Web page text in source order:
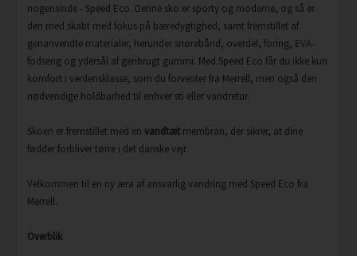
nogensinde - Speed Eco. Denne sko er sporty og moderne, og så er
den med skabt med fokus på bæredygtighed, samt fremstillet af
genanvendte materialer, herunder snørebånd, overdel, foring, EVA-
fodseng og ydersål af genbrugt gummi. Med Speed Eco får du ikke kun
komfort i verdensklasse, som du forventer fra Merrell, men også den
nødvendige holdbarhed til enhver sti eller vandretur.
Skoen er fremstillet med envandtæt membran, der sikrer, at dine
fødder forbliver tørre i det danske vejr.
Velkommen til en ny æra af ansvarlig vandring med Speed Eco fra
Merrell.
Overblik